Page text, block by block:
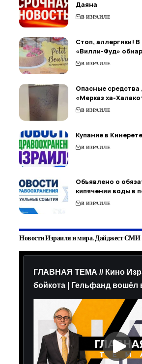
Даяна
В ИЗРАИЛЕ
Стоп, аллергики!
«Вилли-Фуд»
В ИЗРАИЛЕ
Опасные средства
«Мерказ ха-
В ИЗРАИЛЕ
Купание в
В ИЗРАИЛЕ
Объявлено о
кипячении воды в
В ИЗРАИЛЕ
Новости Израиля и мира. Дайджест СМИ